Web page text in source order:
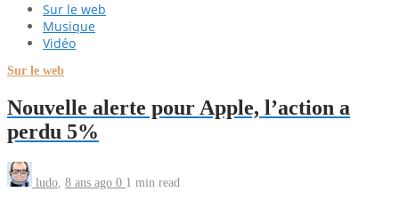
Sur le web
Musique
Vidéo
Sur le web
Nouvelle alerte pour Apple, l’action a
perdu 5%
ludo 8 ans ago 0 1 min read